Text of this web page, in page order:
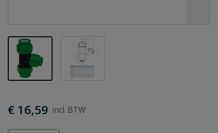
View larger imageView larger image
€ 16,59